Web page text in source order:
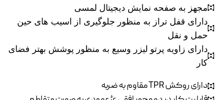
مجهز به صفحه نمایش دیجیتال لمسی
دارای قفل تراز به منظور جلوگیری از اسیب های حین
حمل و نقل
دارای زاویه پرتو لیزر وسیع به منظور پوشش بهتر فضای
کار
دارای روکش TPR مقاوم به ضربه